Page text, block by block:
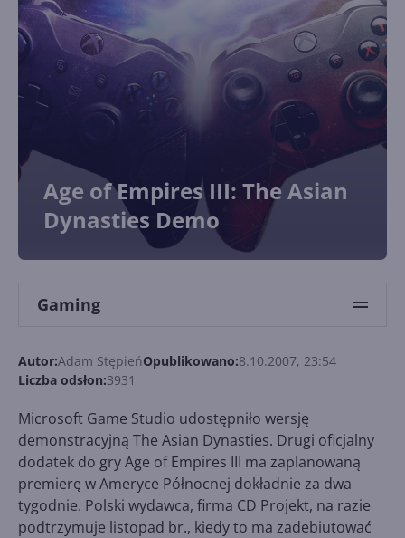
Age of Empires III: The Asian
Dynasties Demo
Gaming
Autor:Adam StępieńOpublikowano:8.10.2007, 23:54
Liczba odsłon:3931
Microsoft Game Studio udostępniło wersję
demonstracyjną The Asian Dynasties. Drugi oficjalny
dodatek do gry Age of Empires III ma zaplanowaną
premierę w Ameryce Północnej dokładnie za dwa
tygodnie. Polski wydawca, firma CD Projekt, na razie
podtrzymuje listopad br., kiedy to ma zadebiutować